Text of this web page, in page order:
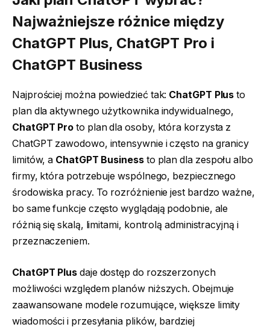
Najważniejsze różnice między
ChatGPT Plus, ChatGPT Pro i
ChatGPT Business
Najprościej można powiedzieć tak: ChatGPT Plus to
plan dla aktywnego użytkownika indywidualnego,
ChatGPT Pro to plan dla osoby, która korzysta z
ChatGPT zawodowo, intensywnie i często na granicy
limitów, a ChatGPT Businessto plan dla zespołu albo
firmy, która potrzebuje wspólnego, bezpiecznego
środowiska pracy. To rozróżnienie jest bardzo ważne,
bo same funkcje często wyglądają podobnie, ale
różnią się skalą, limitami, kontrolą administracyjną i
przeznaczeniem.
ChatGPT Plus daje dostęp do rozszerzonych
możliwości względem planów niższych. Obejmuje
zaawansowane modele rozumujące, większe limity
wiadomości i przesyłania plików, bardziej